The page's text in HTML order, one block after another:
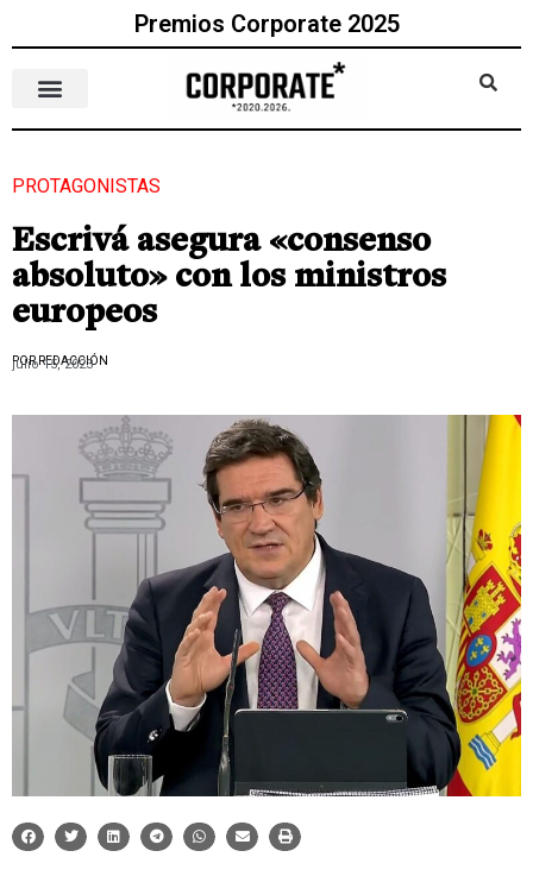
Premios Corporate 2025
PROTAGONISTAS
Escrivá asegura «consenso
absoluto» con los ministros
europeos
POR REDACCIÓN
julio 15, 2023